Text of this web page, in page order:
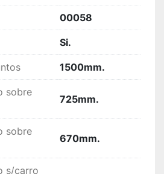
00058
Si.
1500mm.
sobre
725mm.
sobre
670mm.
s/carro